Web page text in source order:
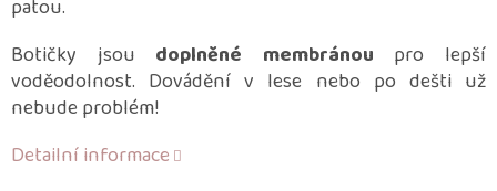
patou.
Botičky jsou doplněné membránou pro lepší
voděodolnost. Dovádění v lese nebo po dešti už
nebude problém!
Detailní informace